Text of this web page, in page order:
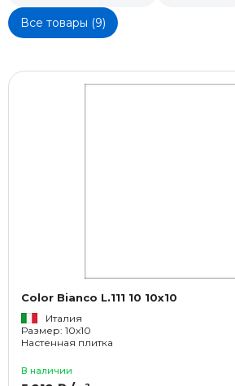
Все товары (9)
Color Bianco L.111 10 10x10
Италия
Размер: 10x10
Настенная плитка
В наличии